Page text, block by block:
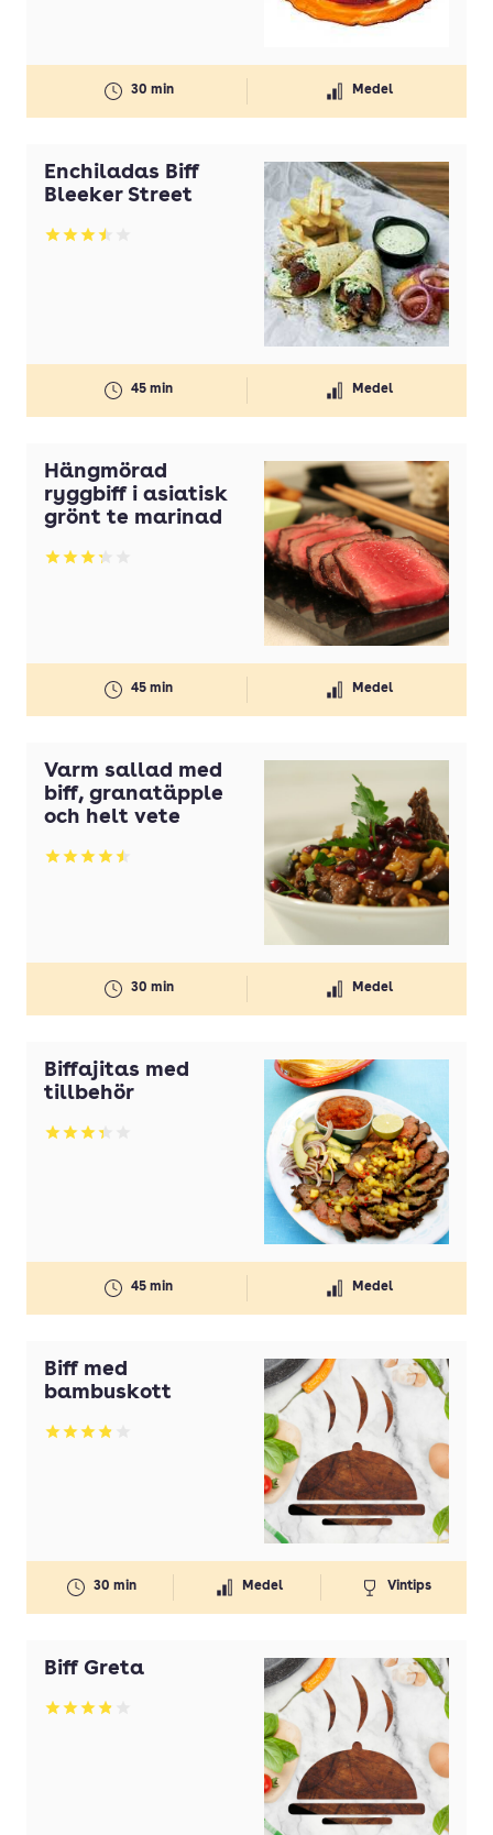
30 min Medel
Enchiladas Biff
Bleeker Street
Betyg: 3.5 av 5
45 min Medel
Hängmörad
ryggbiff i asiatisk
grönt te marinad
Betyg: 3.25 av 5
45 min Medel
Varm sallad med
biff, granatäpple
och helt vete
Betyg: 4.5 av 5
30 min Medel
Biffajitas med
tillbehör
Betyg: 3.33 av 5
45 min Medel
Biff med
bambuskott
Betyg: 3.87 av 5
30 min Medel Vintips
Biff Greta
Betyg: 3.87 av 5